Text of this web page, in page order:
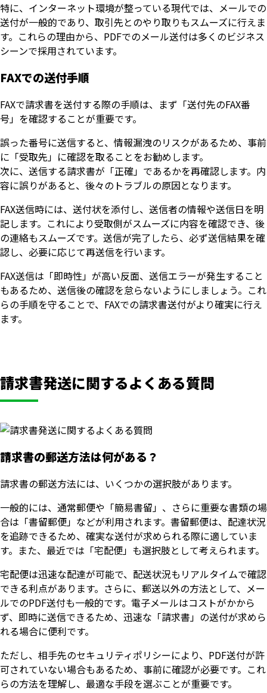
特に、インターネット環境が整っている現代では、メールでの
送付が一般的であり、取引先とのやり取りもスムーズに行えま
す。これらの理由から、PDFでのメール送付は多くのビジネス
シーンで採用されています。
FAXでの送付手順
FAXで請求書を送付する際の手順は、まず「送付先のFAX番
号」を確認することが重要です。
誤った番号に送信すると、情報漏洩のリスクがあるため、事前
に「受取先」に確認を取ることをお勧めします。
次に、送信する請求書が「正確」であるかを再確認します。内
容に誤りがあると、後々のトラブルの原因となります。
FAX送信時には、送付状を添付し、送信者の情報や送信日を明
記します。これにより受取側がスムーズに内容を確認でき、後
の連絡もスムーズです。送信が完了したら、必ず送信結果を確
認し、必要に応じて再送信を行います。
FAX送信は「即時性」が高い反面、送信エラーが発生すること
もあるため、送信後の確認を怠らないようにしましょう。これ
らの手順を守ることで、FAXでの請求書送付がより確実に行え
ます。
請求書発送に関するよくある質問
請求書の郵送方法は何がある？
請求書の郵送方法には、いくつかの選択肢があります。
一般的には、通常郵便や「簡易書留」、さらに重要な書類の場
合は「書留郵便」などが利用されます。書留郵便は、配達状況
を追跡できるため、確実な送付が求められる際に適していま
す。また、最近では「宅配便」も選択肢として考えられます。
宅配便は迅速な配達が可能で、配送状況もリアルタイムで確認
できる利点があります。さらに、郵送以外の方法として、メー
ルでのPDF送付も一般的です。電子メールはコストがかから
ず、即時に送信できるため、迅速な「請求書」の送付が求めら
れる場合に便利です。
ただし、相手先のセキュリティポリシーにより、PDF送付が許
可されていない場合もあるため、事前に確認が必要です。これ
らの方法を理解し、最適な手段を選ぶことが重要です。